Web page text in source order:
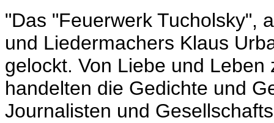
"Das "Feuerwerk Tucholsky",
und Liedermachers Klaus
gelockt. Von Liebe und
handelten die Gedichte und
Journalisten und